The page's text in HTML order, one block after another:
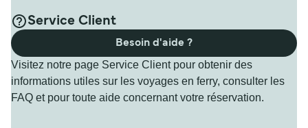
Service Client
Visitez notre page Service Client pour obtenir des
informations utiles sur les voyages en ferry, consulter les
FAQ et pour toute aide concernant votre réservation.
Besoin d'aide ?